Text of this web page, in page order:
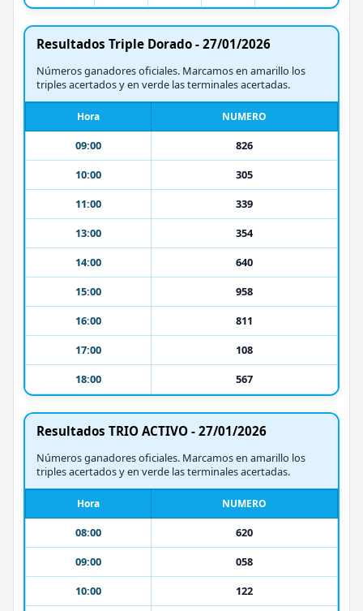
Resultados Triple Dorado - 27/01/2026
Números ganadores oficiales. Marcamos en amarillo los
triples acertados y en verde las terminales acertadas.
Hora NUMERO
09:00
826
10:00
305
11:00
339
13:00
354
14:00
640
15:00
958
16:00
811
17:00
108
18:00
567
Resultados TRIO ACTIVO - 27/01/2026
Números ganadores oficiales. Marcamos en amarillo los
triples acertados y en verde las terminales acertadas.
Hora NUMERO
08:00
620
09:00
058
10:00
122